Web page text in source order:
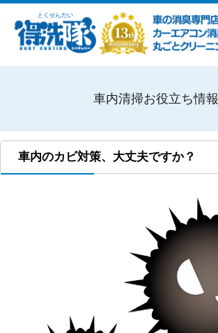
車内清掃お役立ち情報
車内のカビ対策、大丈夫ですか？